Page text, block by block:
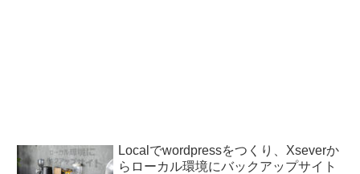
Localでwordpressをつくり、Xseverか
らローカル環境にバックアップサイト